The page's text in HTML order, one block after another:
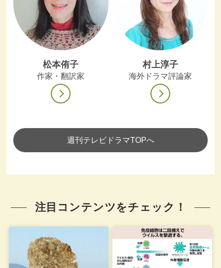
松本侑子
作家・翻訳家
村上淳子
海外ドラマ評論家
週刊テレビドラマTOPへ
注目コンテンツをチェック！